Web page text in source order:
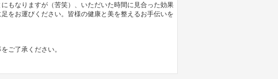
もなりますが（苦笑）、いただいた時間に見合った効果
をお運びください。皆様の健康と美を整えるお手伝いを
ご了承ください。